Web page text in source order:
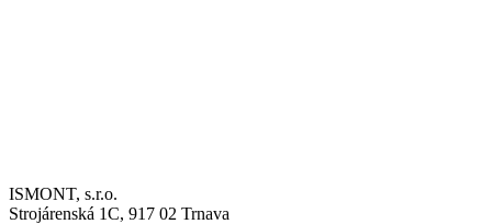
ISMONT, s.r.o.
Strojárenská 1C, 917 02 Trnava